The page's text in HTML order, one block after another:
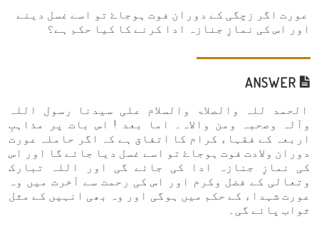
عورت اگر زچگی کے دوران فوت ہوجاۓ تو اسے غسل دینے
اور اس کی نمازِ جنازہ ادا کرنے کا کیا حکم ہے؟
الحمد للہ والصلاۃ والسلام علی سیدنا رسول اللہ
وآلہ وصحبہ ومن والاہ۔ اما بعد ! اس بات پر مذاہبِ
اربعہ کے فقہاء کرام کا اتفاق ہے کہ اگر حاملہ عورت
دوران ولادت فوت ہوجاۓ تو اسے غسل دیا جائے گا اور اس
کی نمازِ جنازہ ادا کی جائے گی اور اللہ تبارک
وتعالی کے فضل وکرم اور اس کی رحمت سے آخرت میں وہ
عورت شہداء کے حکم میں ہوگی اور وہ بھی انہیں کے مثل
ثواب پائے گی۔